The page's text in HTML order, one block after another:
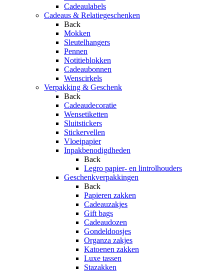
Cadeaulabels
Cadeaus & Relatiegeschenken
Back
Mokken
Sleutelhangers
Pennen
Notitieblokken
Cadeaubonnen
Wenscirkels
Verpakking & Geschenk
Back
Cadeaudecoratie
Wensetiketten
Sluitstickers
Stickervellen
Vloeipapier
Inpakbenodigdheden
Back
Legro papier- en lintrolhouders
Geschenkverpakkingen
Back
Papieren zakken
Cadeauzakjes
Gift bags
Cadeaudozen
Gondeldoosjes
Organza zakjes
Katoenen zakken
Luxe tassen
Stazakken